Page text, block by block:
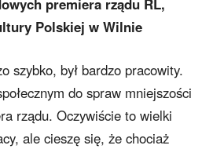
premiera rządu RL,
Polskiej w Wilnie
szybko, był bardzo pracowity.
do spraw mniejszości
rządu. Oczywiście to wielki
ale cieszę się, że chociaż